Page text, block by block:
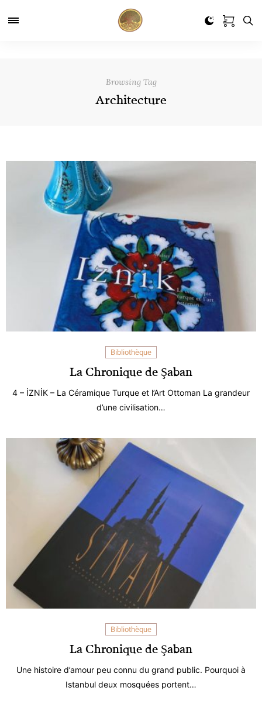
Browsing Tag
Architecture
Bibliothèque
La Chronique de Şaban
4 – İZNİK – La Céramique Turque et l’Art Ottoman La grandeur
d’une civilisation…
Bibliothèque
La Chronique de Şaban
Une histoire d’amour peu connu du grand public. Pourquoi à
Istanbul deux mosquées portent…